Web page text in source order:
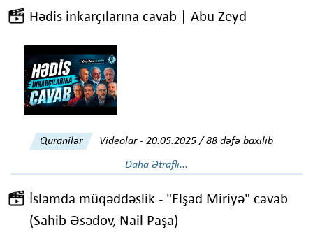
Hədis inkarçılarına cavab | Abu Zeyd
Quranilər Videolar- 20.05.2025 / 88 dəfə baxılıb
Daha Ətraflı...
İslamda müqəddəslik - "Elşad Miriyə" cavab
(Sahib Əsədov, Nail Paşa)